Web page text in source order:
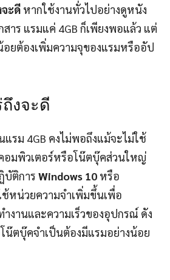
จะดี หากใช้งานทั่วไปอย่างดูหนัง
าร แรมแค่ 4GB ก็เพียงพอแล้ว แต่
อยต้องเพิ่มความจุของแรมหรืออัป
ถึงจะดี
รม 4GB คงไม่พอถึงแม้จะไม่ใช้
อมพิวเตอร์หรือโน๊ตบุ๊คส่วนใหญ่
บัติการ Windows 10 หรือ
ช้หน่วยความจำเพิ่มขึ้นเพื่อ
งานและความเร็วของอุปกรณ์ ดัง
น๊ตบุ๊คจำเป็นต้องมีแรมอย่างน้อย